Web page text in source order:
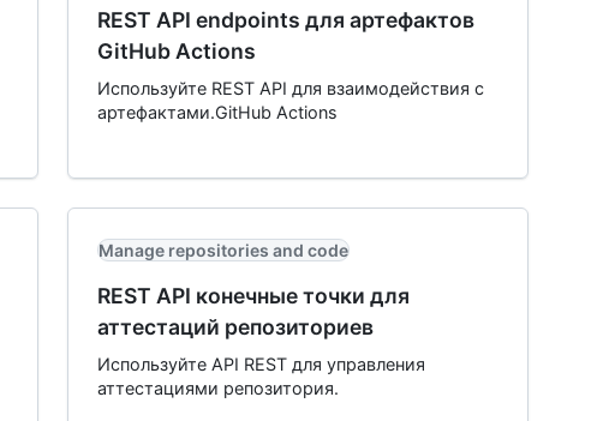
REST API endpoints для артефактов
GitHub Actions
Используйте REST API для взаимодействия с
артефактами.GitHub Actions
Manage repositories and code
REST API конечные точки для
аттестаций репозиториев
Используйте API REST для управления
аттестациями репозитория.